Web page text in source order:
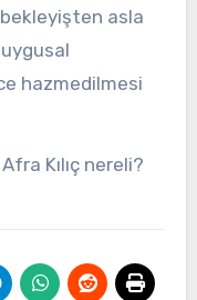
asla
hazmedilmesi
Kılıç nereli?